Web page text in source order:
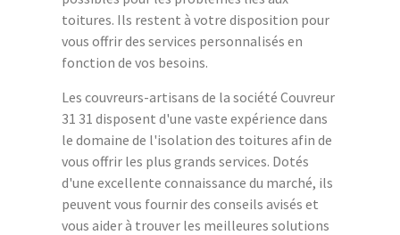
toitures. Ils restent à votre disposition pour
vous offrir des services personnalisés en
fonction de vos besoins.
Les couvreurs-artisans de la société Couvreur
31 31 disposent d'une vaste expérience dans
le domaine de l'isolation des toitures afin de
vous offrir les plus grands services. Dotés
d'une excellente connaissance du marché, ils
peuvent vous fournir des conseils avisés et
vous aider à trouver les meilleures solutions